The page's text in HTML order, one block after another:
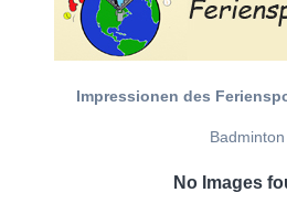
Impressionen des
Badminton
No Images